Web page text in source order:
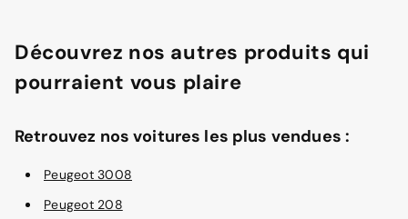
Découvrez nos autres produits qui
pourraient vous plaire
Retrouvez nos voitures les plus vendues :
Peugeot 3008
Peugeot 208